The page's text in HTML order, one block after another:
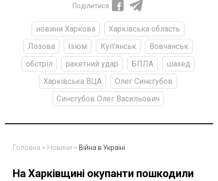
Поділитися
новини Харкова
Харківська область
Лозова
Ізюм Куп'янськ
Вовчанськ
обстріл
ракетний удар БПЛА
шахед
Харківська ВЦА
Олег Синєгубов
Синєгубов Олег Васильович
Головна > Новини > Війна в Україні
На Харківщині окупанти пошкодили